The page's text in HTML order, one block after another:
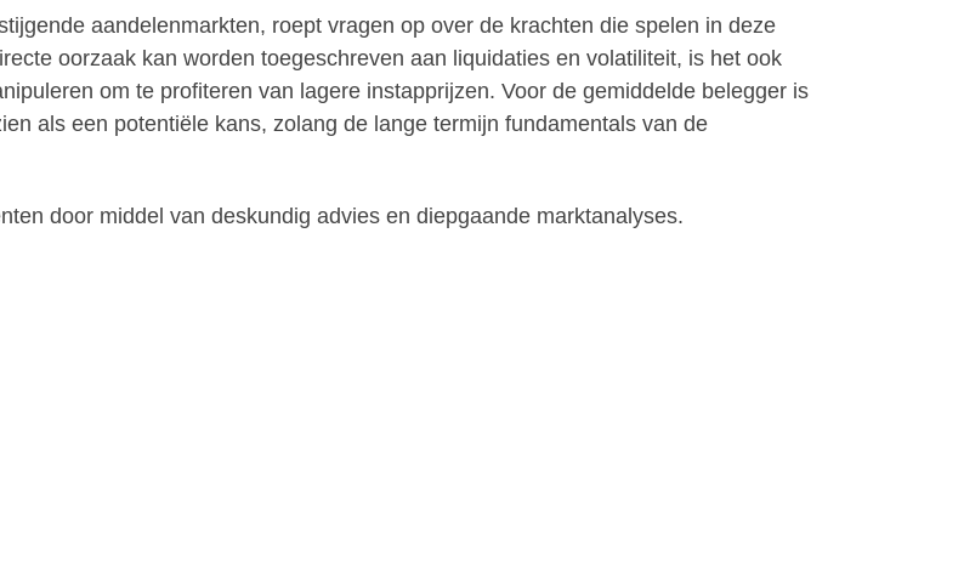
aandelenmarkten, roept vragen op over de krachten die spelen in deze
oorzaak kan worden toegeschreven aan liquidaties en volatiliteit, is het ook
om te profiteren van lagere instapprijzen. Voor de gemiddelde belegger is
als een potentiële kans, zolang de lange termijn fundamentals van de
door middel van deskundig advies en diepgaande marktanalyses.